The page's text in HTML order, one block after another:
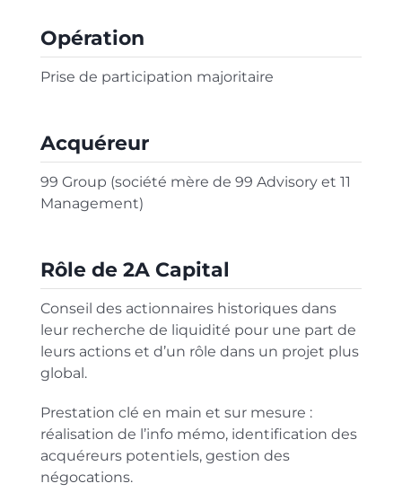
Opération
Prise de participation majoritaire
Acquéreur
99 Group (société mère de 99 Advisory et 11
Management)
Rôle de 2A Capital
Conseil des actionnaires historiques dans
leur recherche de liquidité pour une part de
leurs actions et d’un rôle dans un projet plus
global.
Prestation clé en main et sur mesure :
réalisation de l’info mémo, identification des
acquéreurs potentiels, gestion des
négocations.